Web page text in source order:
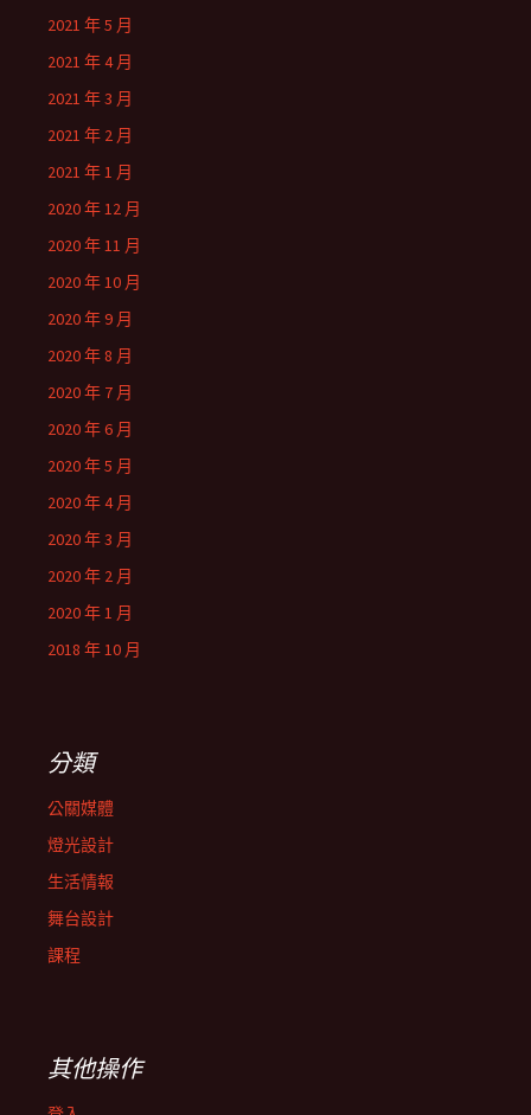
2021 年 5 月
2021 年 4 月
2021 年 3 月
2021 年 2 月
2021 年 1 月
2020 年 12 月
2020 年 11 月
2020 年 10 月
2020 年 9 月
2020 年 8 月
2020 年 7 月
2020 年 6 月
2020 年 5 月
2020 年 4 月
2020 年 3 月
2020 年 2 月
2020 年 1 月
2018 年 10 月
分類
公關媒體
燈光設計
生活情報
舞台設計
課程
其他操作